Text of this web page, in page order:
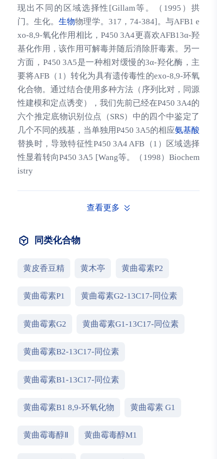
现出不同的区域选择性[Gillam等。（1995）拱
门。生化。生物物理学。317，74-384]。与AFB1 e
xo-8,9-氧化作用相比，P450 3A4更喜欢AFB13α-羟
基化作用，该作用可解毒并随后消除肝毒素。另一
方面，P450 3A5是一种相对缓慢的3α-羟化酶，主
要将AFB（1）转化为具有遗传毒性的exo-8,9-环氧
化合物。通过结合使用多种方法（序列比对，同源
性建模和定点诱变），我们先前已经在P450 3A4的
六个推定底物识别位点（SRS）中的四个中鉴定了
几个不同的残基，当单独用P450 3A5的相应氨基酸
替换时，导致特征性P450 3A4 AFB（1）区域选择
性显着转向P450 3A5 [Wang等。（1998）Biochem
istry
查看更多
同类化合物
黄皮香豆精 黄木亭 黄曲霉素P2
黄曲霉素P1 黄曲霉素G2-13C17-同位素
黄曲霉素G2 黄曲霉素G1-13C17-同位素
黄曲霉素B2-13C17-同位素
黄曲霉素B1-13C17-同位素
黄曲霉素B1 8,9-环氧化物 黄曲霉素 G1
黄曲霉毒醇Ⅱ 黄曲霉毒醇M1